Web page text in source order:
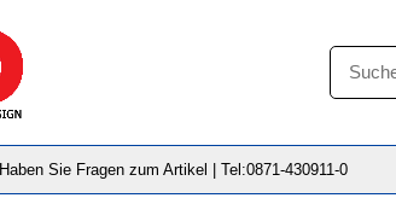
Haben Sie Fragen zum Artikel | Tel:0871-430911-0